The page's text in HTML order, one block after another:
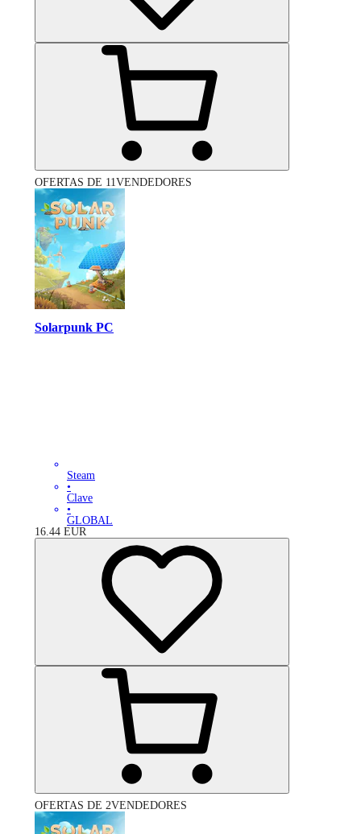
OFERTAS DE 11VENDEDORES
Solarpunk PC
Steam
•
Clave
•
GLOBAL
16.44 EUR
OFERTAS DE 2VENDEDORES